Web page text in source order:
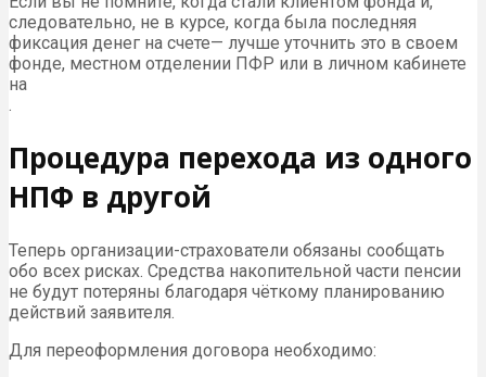
следовательно, не в курсе, когда была последняя
фиксация денег на счете— лучше уточнить это в своем
фонде, местном отделении ПФР или в личном кабинете
на
.
Процедура перехода из одного
НПФ в другой
Теперь организации-страхователи обязаны сообщать
обо всех рисках. Средства накопительной части пенсии
не будут потеряны благодаря чёткому планированию
действий заявителя.
Для переоформления договора необходимо: